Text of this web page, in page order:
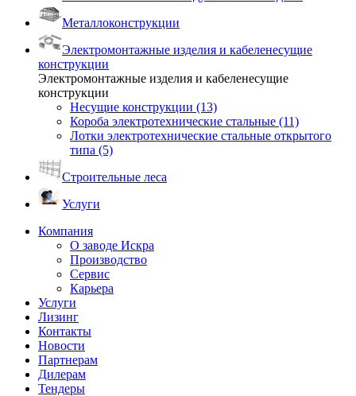
Металлоконструкции
Электромонтажные изделия и кабеленесущие
конструкции
Электромонтажные изделия и кабеленесущие
конструкции
Несущие конструкции (13)
Короба электротехнические стальные (11)
Лотки электротехнические стальные открытого
типа (5)
Строительные леса
Услуги
Компания
О заводе Искра
Производство
Сервис
Карьера
Услуги
Лизинг
Контакты
Новости
Партнерам
Дилерам
Тендеры